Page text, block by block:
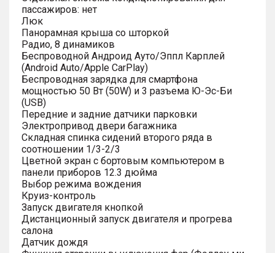
пассажиров: нет
Люк
Панорамная крыша со шторкой
Радио, 8 динамиков
Беспроводной Андроид Ауто/Эппл Карплей
(Android Auto/Apple CarPlay)
Беспроводная зарядка для смартфона
мощностью 50 Вт (50W) и 3 разъема Ю-Эс-Би
(USB)
Передние и задние датчики парковки
Электропривод двери багажника
Складная спинка сидений второго ряда в
соотношении 1/3-2/3
Цветной экран с бортовым компьютером в
панели приборов 12.3 дюйма
Выбор режима вождения
Круиз-контроль
Запуск двигателя кнопкой
Дистанционный запуск двигателя и прогрева
салона
Датчик дождя